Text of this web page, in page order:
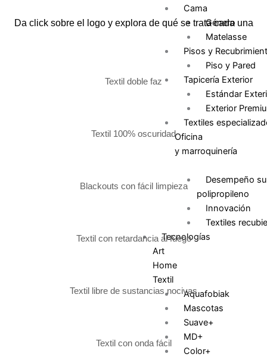
Cama
Género
Matelasse
Pisos y
Piso y Pared
Tapicería Exterior
Estándar
Exterior
Textiles
Oficina
y marroquinería
Desempeño
polipropileno
Innovación
Textiles
Tecnologías
Art
Home
Textil
Aquafobiak
Mascotas
Suave+
MD+
Color+
Da click sobre el logo y explora de qué se trata cada una
Textil doble faz
Textil 100% oscuridad
Blackouts con fácil limpieza
Textil con retardancia al fuego
Textil libre de sustancias nocivas
Textil con onda fácil